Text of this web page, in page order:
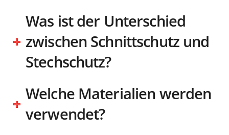
Was ist der Unterschied
zwischen Schnittschutz und
Stechschutz?
Welche Materialien werden
verwendet?